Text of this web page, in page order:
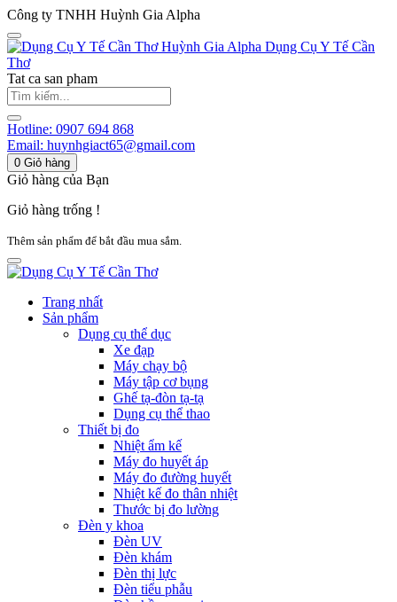
Công ty TNHH Huỳnh Gia Alpha
Huỳnh Gia Alpha Dụng Cụ Y Tế Cần
Thơ
Tat ca san pham
Hotline: 0907 694 868
Email: huynhgiact65@gmail.com
0 Giỏ hàng
Giỏ hàng của Bạn
Giỏ hàng trống !
Thêm sản phẩm để bắt đầu mua sắm.
Trang nhất
Sản phẩm
Dụng cụ thể dục
Xe đạp
Máy chạy bộ
Máy tập cơ bụng
Ghế tạ-đòn tạ-tạ
Dụng cụ thể thao
Thiết bị đo
Nhiệt ẩm kế
Máy đo huyết áp
Máy đo đường huyết
Nhiệt kế đo thân nhiệt
Thước bị đo lường
Đèn y khoa
Đèn UV
Đèn khám
Đèn thị lực
Đèn tiểu phẫu